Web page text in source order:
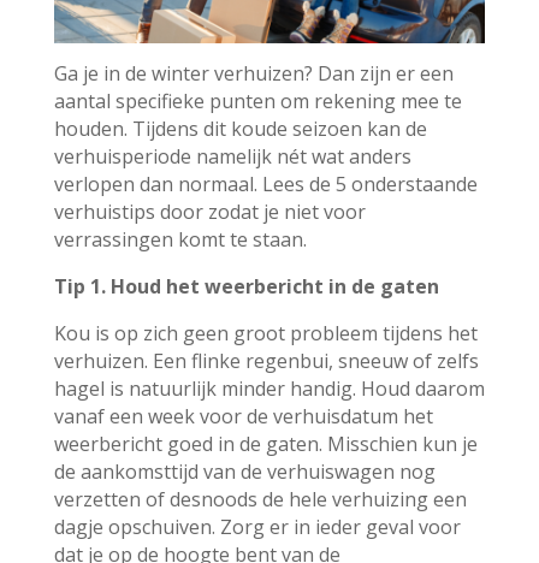
Ga je in de winter verhuizen? Dan zijn er een
aantal specifieke punten om rekening mee te
houden. Tijdens dit koude seizoen kan de
verhuisperiode namelijk nét wat anders
verlopen dan normaal. Lees de 5 onderstaande
verhuistips door zodat je niet voor
verrassingen komt te staan.
Tip 1. Houd het weerbericht in de gaten
Kou is op zich geen groot probleem tijdens het
verhuizen. Een flinke regenbui, sneeuw of zelfs
hagel is natuurlijk minder handig. Houd daarom
vanaf een week voor de verhuisdatum het
weerbericht goed in de gaten. Misschien kun je
de aankomsttijd van de verhuiswagen nog
verzetten of desnoods de hele verhuizing een
dagje opschuiven. Zorg er in ieder geval voor
dat je op de hoogte bent van de